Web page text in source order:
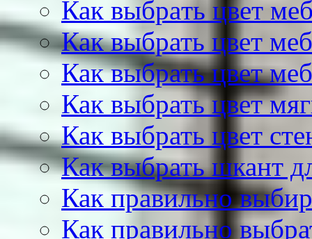
Как выбрать цвет
Как выбрать цвет
Как выбрать цвет
Как выбрать цвет
Как выбрать цвет
Как выбрать шкант
Как правильно
Как правильно